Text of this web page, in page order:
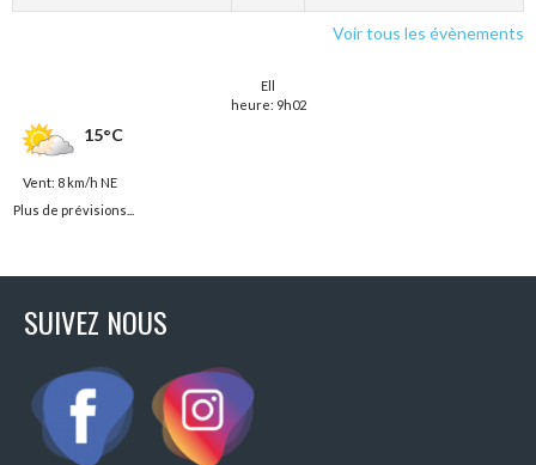
Voir tous les évènements
Ell
heure: 9h02
15°C
Vent: 8 km/h NE
Plus de prévisions...
SUIVEZ NOUS